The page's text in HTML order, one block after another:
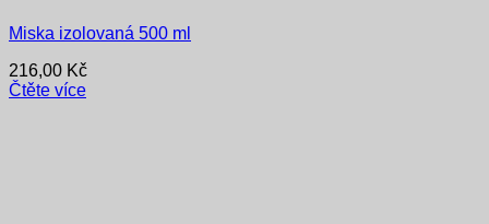
Miska izolovaná 500 ml
216,00 Kč
Čtěte více